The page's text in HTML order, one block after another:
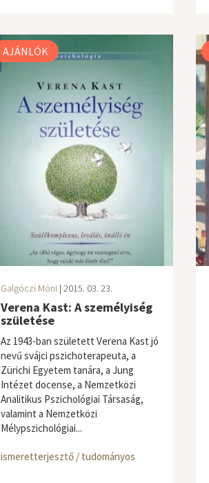
AJÁNLÓK
Galgóczi Móni | 2015. 03. 23.
Verena Kast: A személyiség
születése
Az 1943-ban született Verena Kast jó
nevű svájci pszichoterapeuta, a
Zürichi Egyetem tanára, a Jung
Intézet docense, a Nemzetközi
Analitikus Pszichológiai Társaság,
valamint a Nemzetközi
Mélypszichológiai...
ismeretterjesztő / tudományos